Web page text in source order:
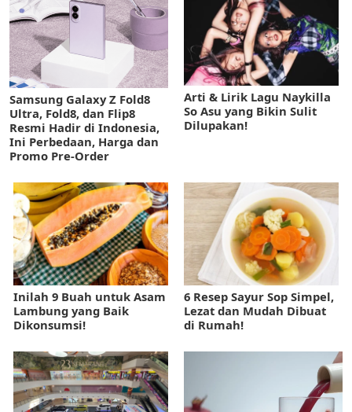
Samsung Galaxy Z Fold8
Ultra, Fold8, dan Flip8
Resmi Hadir di Indonesia,
Ini Perbedaan, Harga dan
Promo Pre-Order
Arti & Lirik Lagu Naykilla
So Asu yang Bikin Sulit
Dilupakan!
Inilah 9 Buah untuk Asam
Lambung yang Baik
Dikonsumsi!
6 Resep Sayur Sop Simpel,
Lezat dan Mudah Dibuat
di Rumah!